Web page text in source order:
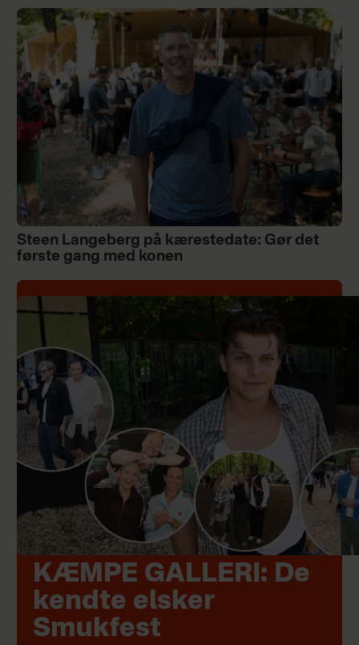
Steen Langeberg på kærestedate: Gør det
første gang med konen
KÆMPE GALLERI: De
kendte elsker
Smukfest